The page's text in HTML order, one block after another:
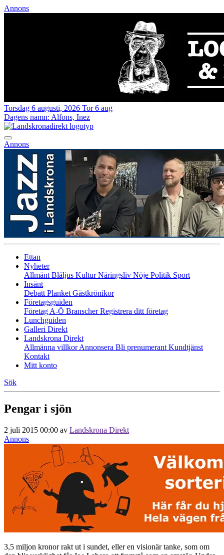
Annons
Torsdag 6 augusti, 2026 Tor 6 aug
Dagens namn: Alfons, Inez
Annons
Ettan
Nyheter
Allmänt Blåljus KulturNäringsliv Nöje Politik Sport
Insänt
Debatt Planket Gästkrönikor
Företagsguiden
Företag A-Ö BranscherRegistrera ditt företag
Lunchguiden
Galleri Direkt
Landskrona Direkt
Allmänna villkorAnnonsera Bli prenumerant Kundtjänst
Kontakt
Mitt konto
Sök
Pengar i sjön
2 juli 2015 00:00 av Landskrona Direkt
Annons
3,5 miljon kronor rakt ut i sundet, eller en visionär tanke, som om